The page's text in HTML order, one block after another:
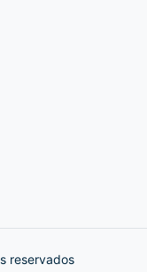
reservados